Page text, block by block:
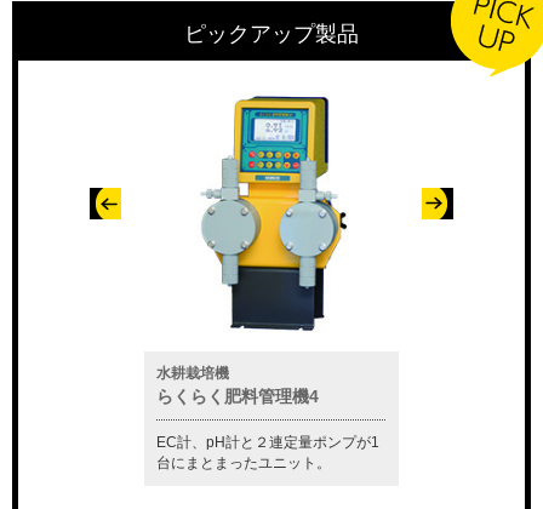
ピックアップ製品
水質測定器
CM-81S
この1台で塩分濃度を測定し、ポン
プ等の制御も行うことが出来ま